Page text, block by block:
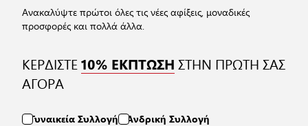
Ανακαλύψτε πρώτοι όλες τις νέες αφίξεις, μοναδικές
προσφορές και πολλά άλλα.
ΚΕΡΔΙΣΤΕ10% ΕΚΠΤΩΣΗ ΣΤΗΝ ΠΡΩΤΗ ΣΑΣ
ΑΓΟΡΑ
Γυναικεία Συλλογή Ανδρική Συλλογή